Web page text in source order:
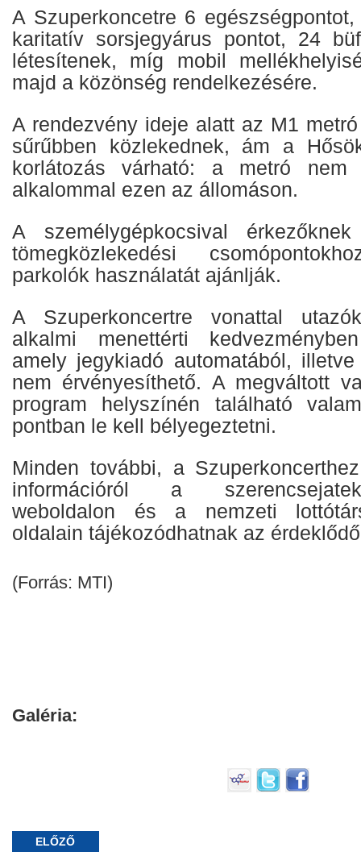
A Szuperkoncetre 6
karitatív sorsjegyárus pontot, 24
létesítenek, míg mobil
majd a közönség rendelkezésére.
A rendezvény ideje alatt az M1
sűrűbben közlekednek, ám a
korlátozás várható: a metró
alkalommal ezen az állomáson.
A személygépkocsival
tömegközlekedési
parkolók használatát ajánlják.
A Szuperkoncertre vonattal
alkalmi menettérti
amely jegykiadó automatából,
nem érvényesíthető. A megváltott
program helyszínén található
pontban le kell bélyegeztetni.
Minden további, a
információról a
weboldalon és a nemzeti
oldalain tájékozódhatnak az
(Forrás: MTI)
Galéria:
ELŐZŐ